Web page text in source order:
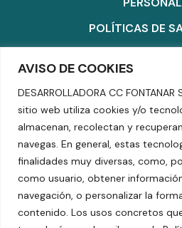
AVISO DE COOKIES
DESARROLLADORA CC
sitio web utiliza cookies y/o
almacenan, recolectan y
navegas. En general, estas
finalidades muy diversas, como,
como usuario, obtener
navegación, o personalizar la
contenido. Los usos concretos
POLÍTICAS DE
TÉRMINOS Y
SUPERINTENDENCIA DE
TEL: +601
DIRECCIÓN KM 2.5
© 2024 todos los